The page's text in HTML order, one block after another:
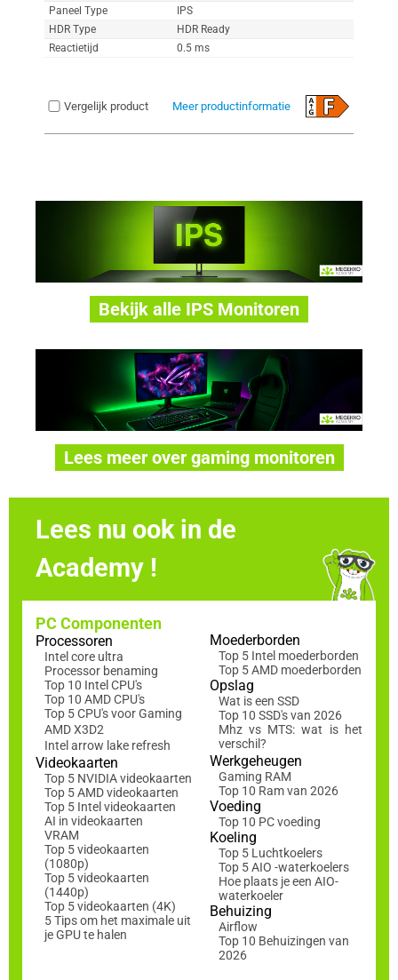
Paneel Type
IPS
HDR Type
HDR Ready
Reactietijd
0.5 ms
Vergelijk product Meer productinformatie
Bekijk alle IPS Monitoren
Lees meer over gaming monitoren
Lees nu ook in de
Academy !
PC Componenten
Processoren
Intel core ultra
Processor benaming
Top 10 Intel CPU's
Top 10 AMD CPU's
Top 5 CPU's voor Gaming
AMD X3D2
Intel arrow lake refresh
Videokaarten
Top 5 NVIDIA videokaarten
Top 5 AMD videokaarten
Top 5 Intel videokaarten
AI in videokaarten
VRAM
Top 5 videokaarten
(1080p)
Top 5 videokaarten
(1440p)
Top 5 videokaarten (4K)
5 Tips om het maximale uit
je GPU te halen
Moederborden
Top 5 Intel moederborden
Top 5 AMD moederborden
Opslag
Wat is een SSD
Top 10 SSD's van 2026
Mhz vs MTS: wat is het
verschil?
Werkgeheugen
Gaming RAM
Top 10 Ram van 2026
Voeding
Top 10 PC voeding
Koeling
Top 5 Luchtkoelers
Top 5 AIO -waterkoelers
Hoe plaats je een AIO-
waterkoeler
Behuizing
Airflow
Top 10 Behuizingen van
2026